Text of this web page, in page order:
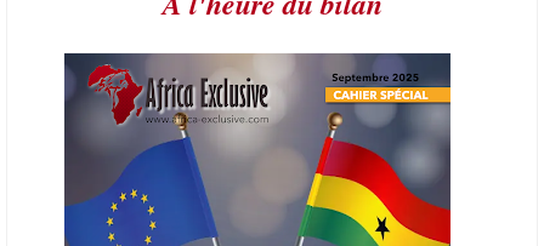
en place une plateforme numérique destinée à donner la priorité aux
entreprises du continent dans les marchés du secteur énergétique.
Cet outil permettra de recenser les entreprises africaines opérant dans
la chaîne de valeur énergétique et de publier des appels d’offres
ouverts en priorité aux sociétés du continent. Le projet est en phase
finale de développement et devrait aboutir, d’ici fin 2026 ou début
2027, à un bulletin africain des appels d’offres dans le secteur de
l’énergie.